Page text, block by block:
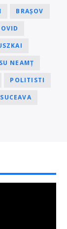
BRAȘOV
NEAMȚ
POLITISTI
SUCEAVA